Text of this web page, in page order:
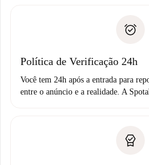
Débito direto bancário
não comunicar nenhum
Política de Verificação 24h
Você tem 24h após a entrada para
entre o anúncio e a realidade. A